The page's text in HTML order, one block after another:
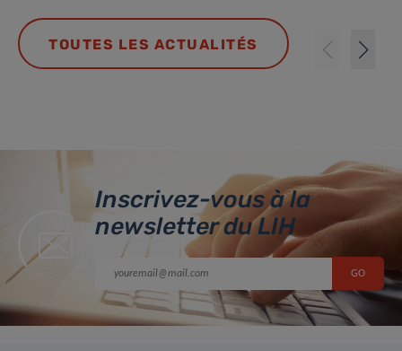
TOUTES LES ACTUALITÉS
Inscrivez-vous à la
newsletter du LIH